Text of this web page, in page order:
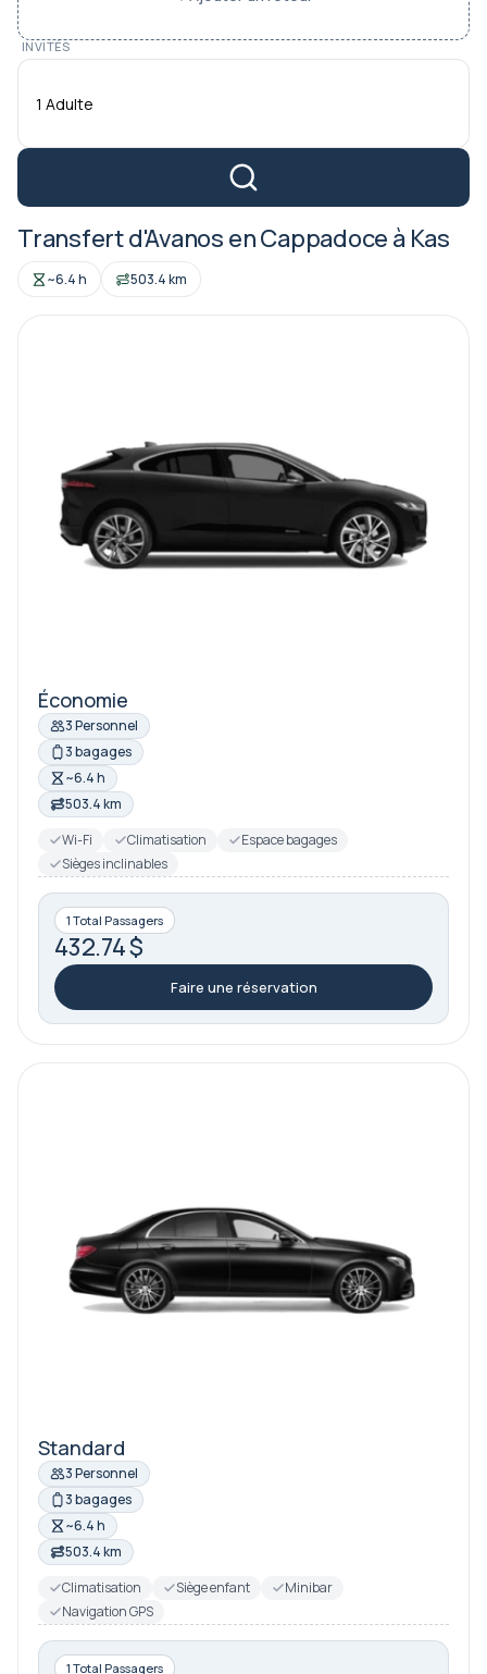
INVITÉS
1 Adulte
Transfert d'Avanos en Cappadoce à Kas
~6.4 h 503.4 km
Économie
3 Personnel
3 bagages
~6.4 h
503.4 km
Wi-Fi
Climatisation
Espace bagages
Sièges inclinables
1 Total Passagers
432.74 $
Faire une réservation
Standard
3 Personnel
3 bagages
~6.4 h
503.4 km
Climatisation
Siège enfant
Minibar
Navigation GPS
1 Total Passagers